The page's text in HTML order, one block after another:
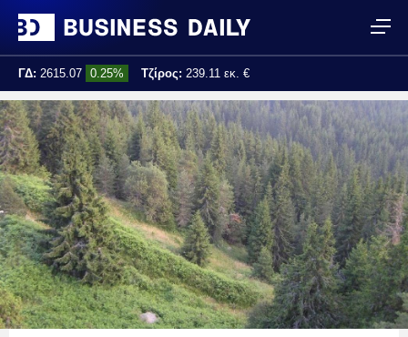
ΓΔ: 2615.07 0.25% Τζίρος: 239.11 εκ. €
Τελ. ενημέρωση: 17:25:01